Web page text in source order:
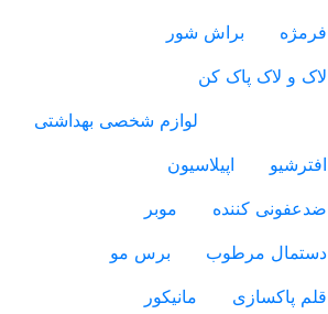
فرمژه
براش شور
لاک و لاک پاک کن
لوازم شخصی بهداشتی
افترشیو
اپیلاسیون
ضدعفونی کننده
موبر
دستمال مرطوب
برس مو
قلم پاکسازی
مانیکور